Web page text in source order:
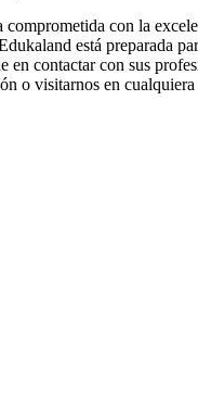
comprometida con la
está preparada
en contactar con sus
o visitarnos en cualquiera